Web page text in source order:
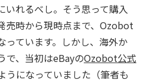
れるべし。そう思って購入
売時から現時点まで、Ozobot
っています。しかし、海外か
で、当初はeBayのOzobot公式
うになっていました（筆者も